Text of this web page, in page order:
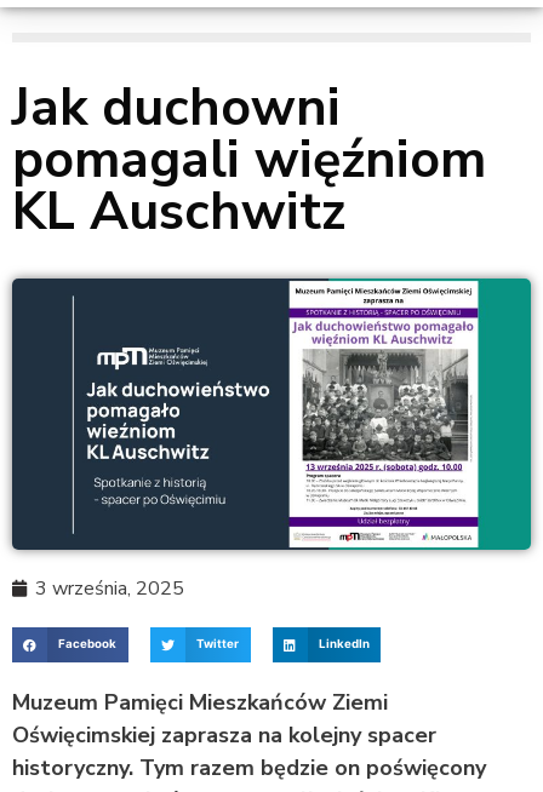
Jak duchowni
pomagali więźniom
KL Auschwitz
3 września, 2025
Facebook Twitter LinkedIn
Muzeum Pamięci Mieszkańców Ziemi
Oświęcimskiej zaprasza na kolejny spacer
historyczny. Tym razem będzie on poświęcony